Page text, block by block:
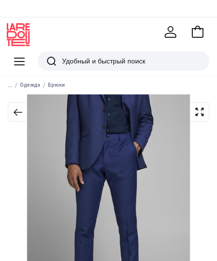
Меню
Redoute
Поиск
В
... Одежда Брюки